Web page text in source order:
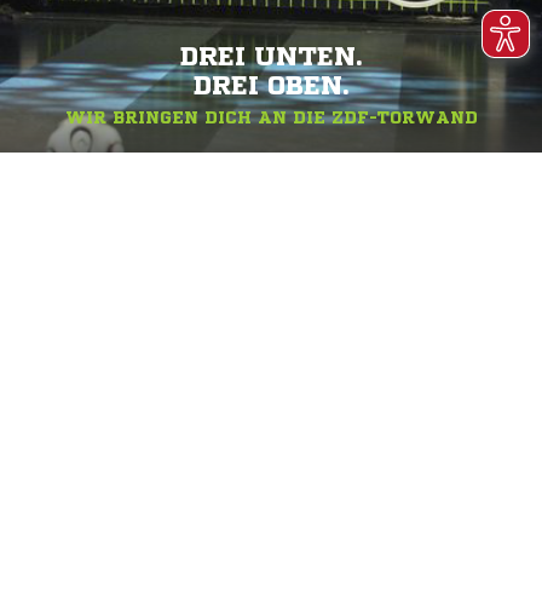
DREI UNTEN.
DREI OBEN.
WIR BRINGEN DICH AN DIE ZDF-TORWAND